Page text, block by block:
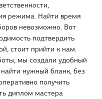
режима. Найти время
невозможно. Вот
подтвердить
стоит прийти к нам.
мы создали удобный
нужный бланк, без
получить
диплом мастера